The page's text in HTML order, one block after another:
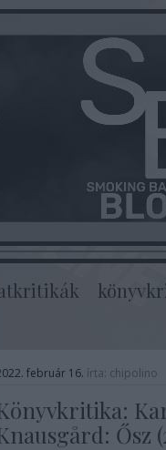
február 16. írta: chipolino
Ősz